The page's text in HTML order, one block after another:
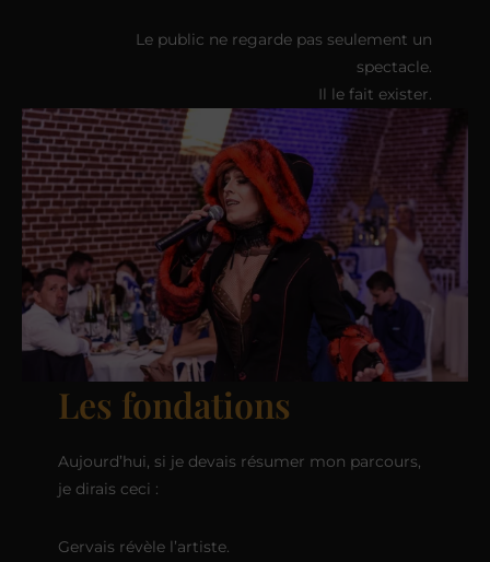
Le public ne regarde pas seulement un
spectacle.
Il le fait exister.
Les fondations
Aujourd’hui, si je devais résumer mon parcours,
je dirais ceci :
Gervais révèle l’artiste.